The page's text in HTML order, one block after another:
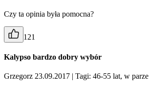
Czy ta opinia była pomocna?
121
Kalypso bardzo dobry wybór
Grzegorz 23.09.2017 | Tagi: 46-55 lat, w parze